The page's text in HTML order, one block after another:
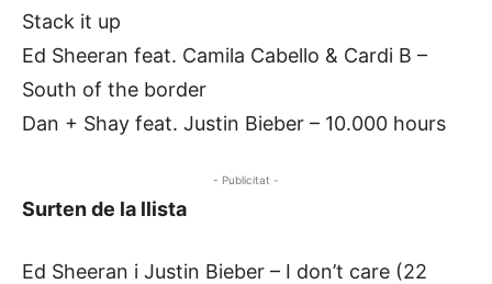
Stack it up
Ed Sheeran feat. Camila Cabello & Cardi B –
South of the border
Dan + Shay feat. Justin Bieber – 10.000 hours
- Publicitat -
Surten de la llista
Ed Sheeran i Justin Bieber – I don’t care (22